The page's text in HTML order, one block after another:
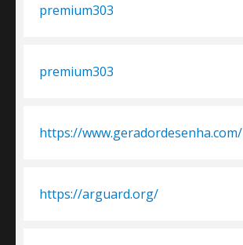
premium303
premium303
https://www.geradordesenha.com/
https://arguard.org/